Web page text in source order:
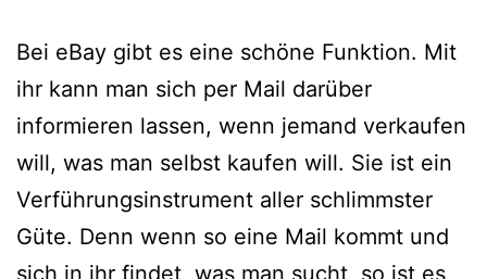
Bei eBay gibt es eine schöne Funktion. Mit
ihr kann man sich per Mail darüber
informieren lassen, wenn jemand verkaufen
will, was man selbst kaufen will. Sie ist ein
Verführungsinstrument aller schlimmster
Güte. Denn wenn so eine Mail kommt und
sich in ihr findet, was man sucht, so ist es